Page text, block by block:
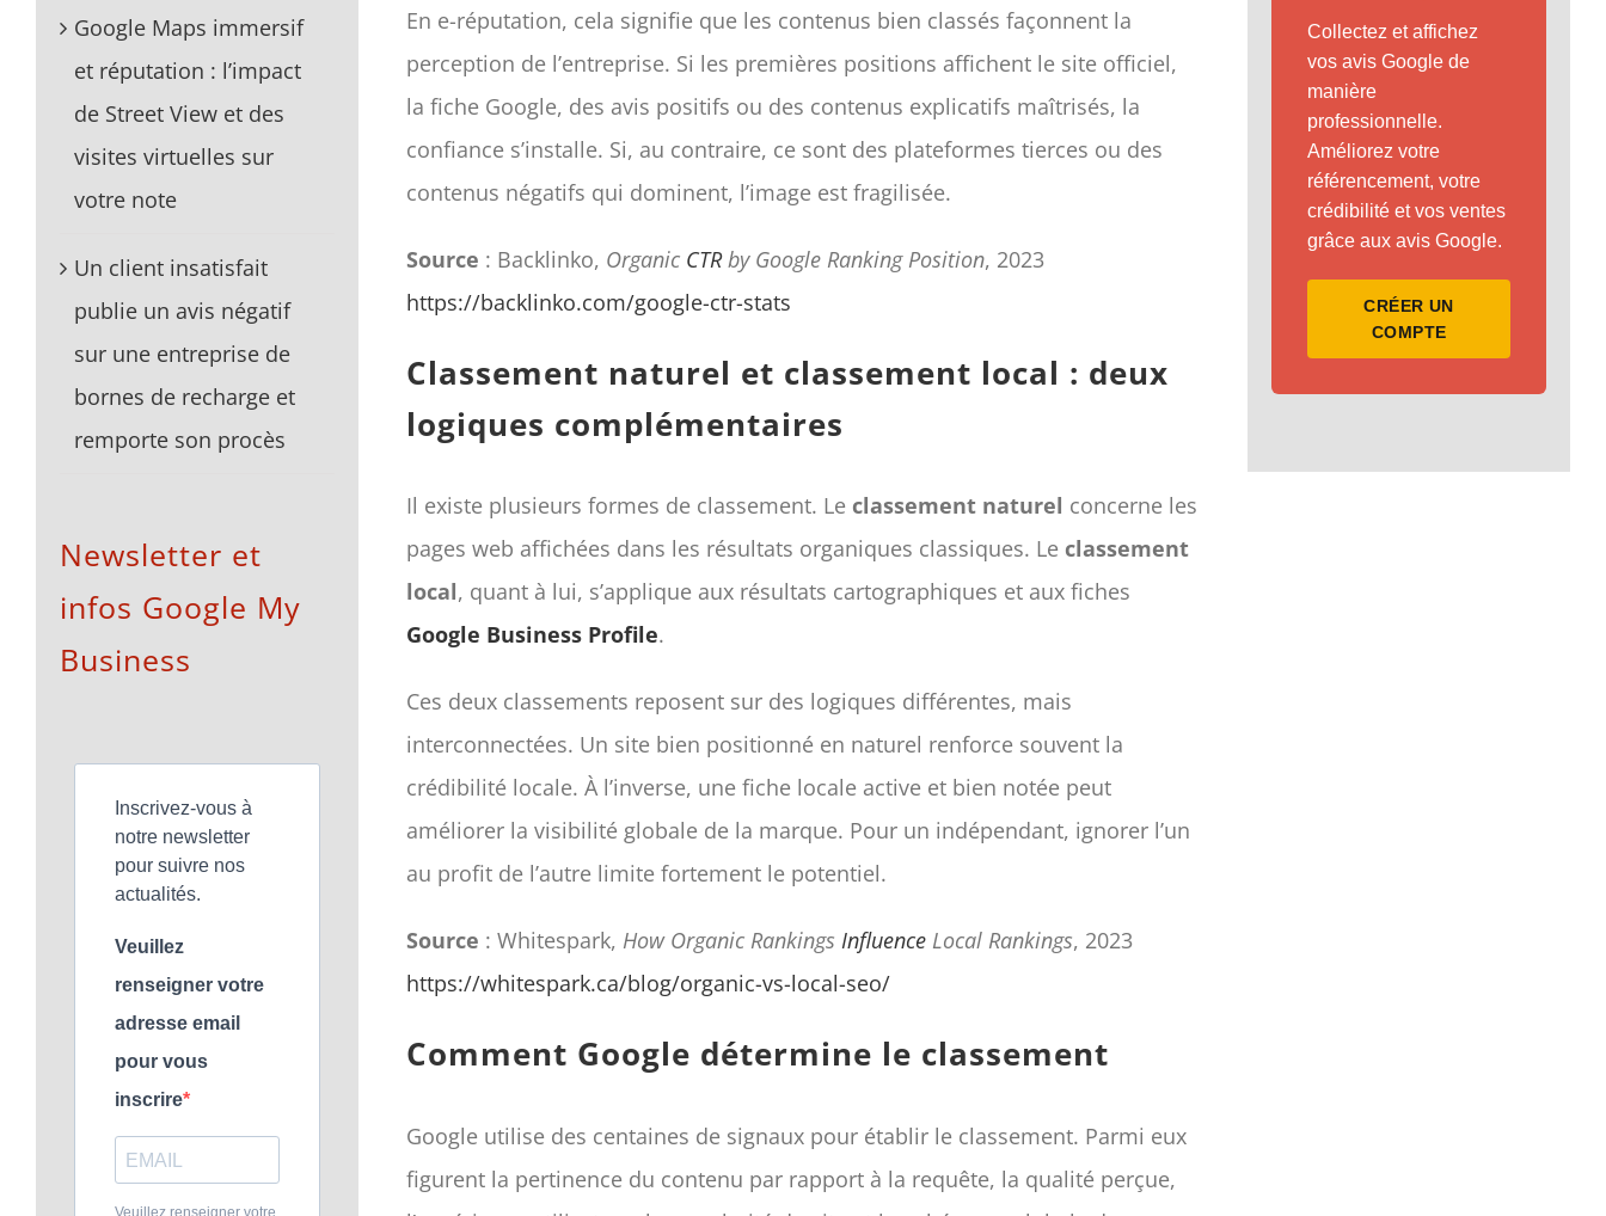
En e-réputation, cela signifie que les contenus bien classés façonnent la
perception de l’entreprise. Si les premières positions affichent le site officiel,
la fiche Google, des avis positifs ou des contenus explicatifs maîtrisés, la
confiance s’installe. Si, au contraire, ce sont des plateformes tierces ou des
contenus négatifs qui dominent, l’image est fragilisée.
Source : Backlinko, Organic CTRby Google Ranking Position, 2023
https://backlinko.com/google-ctr-stats
Classement naturel et classement local : deux
logiques complémentaires
Il existe plusieurs formes de classement. Le classement naturel concerne les
pages web affichées dans les résultats organiques classiques. Le classement
local, quant à lui, s’applique aux résultats cartographiques et aux fiches
Google Business Profile.
Ces deux classements reposent sur des logiques différentes, mais
interconnectées. Un site bien positionné en naturel renforce souvent la
crédibilité locale. À l’inverse, une fiche locale active et bien notée peut
améliorer la visibilité globale de la marque. Pour un indépendant, ignorer l’un
au profit de l’autre limite fortement le potentiel.
Source : Whitespark, How Organic Rankings InfluenceLocal Rankings, 2023
https://whitespark.ca/blog/organic-vs-local-seo/
Comment Google détermine le classement
Google utilise des centaines de signaux pour établir le classement. Parmi eux
figurent la pertinence du contenu par rapport à la requête, la qualité perçue,
Google Maps immersif
et réputation : l’impact
de Street View et des
visites virtuelles sur
votre note
Un client insatisfait
publie un avis négatif
sur une entreprise de
bornes de recharge et
remporte son procès
Newsletter et
infos Google My
Business
Inscrivez-vous à
notre newsletter
pour suivre nos
actualités.
Veuillez
renseigner votre
adresse email
pour vous
inscrire
Veuillez renseigner votre
Collectez et affichez
vos avis Google de
manière
professionnelle.
Améliorez votre
référencement, votre
crédibilité et vos ventes
grâce aux avis Google.
CRÉER UN
COMPTE